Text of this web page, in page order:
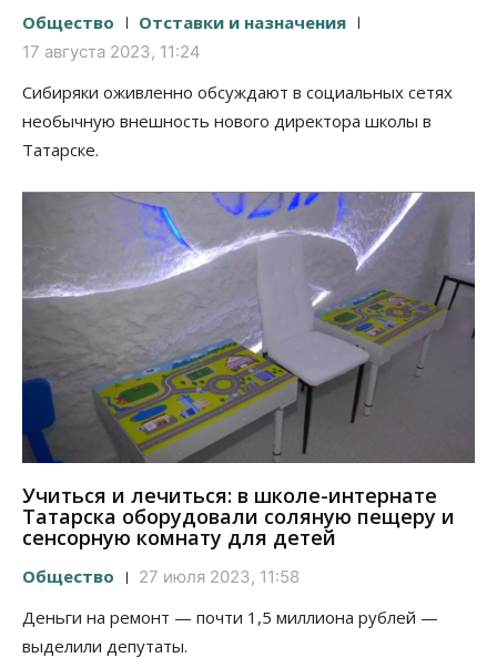
Общество Отставки и назначения
17 августа 2023, 11:24
Сибиряки оживленно обсуждают в социальных сетях
необычную внешность нового директора школы в
Татарске.
Учиться и лечиться: в школе-интернате
Татарска оборудовали соляную пещеру и
сенсорную комнату для детей
Общество 27 июля 2023, 11:58
Деньги на ремонт — почти 1,5 миллиона рублей —
выделили депутаты.